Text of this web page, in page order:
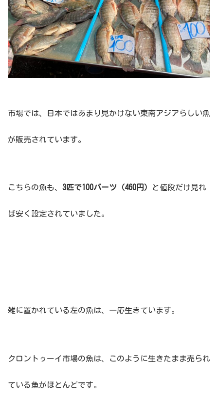
市場では、日本ではあまり見かけない東南アジアらしい魚
が販売されています。
こちらの魚も、 3匹で100バーツ（460円） と値段だけ見れ
ば安く設定されていました。
雑に置かれている左の魚は、一応生きています。
クロントゥーイ市場の魚は、このように生きたまま売られ
ている魚がほとんどです。